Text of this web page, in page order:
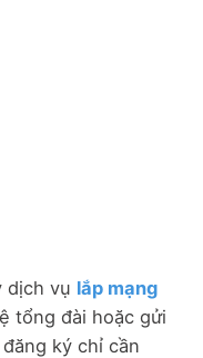
dịch vụ lắp mạng
tổng đài hoặc gửi
ký chỉ cần